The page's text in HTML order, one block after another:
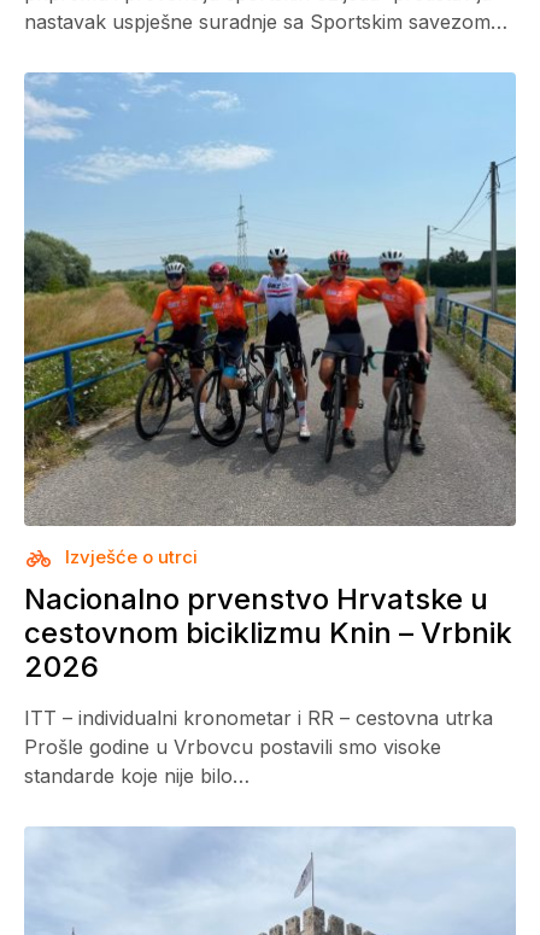
nastavak uspješne suradnje sa Sportskim savezom…
Izvješće o utrci
Nacionalno prvenstvo Hrvatske u
cestovnom biciklizmu Knin – Vrbnik
2026
ITT – individualni kronometar i RR – cestovna utrka
Prošle godine u Vrbovcu postavili smo visoke
standarde koje nije bilo…